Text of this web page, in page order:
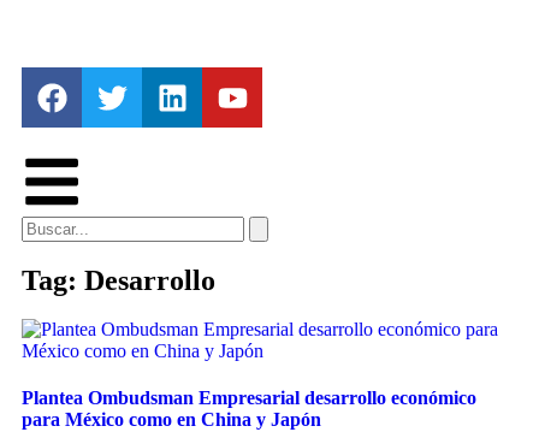
Tag: Desarrollo
Plantea Ombudsman Empresarial desarrollo económico
para México como en China y Japón